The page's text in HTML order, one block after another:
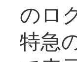
のロ
特急